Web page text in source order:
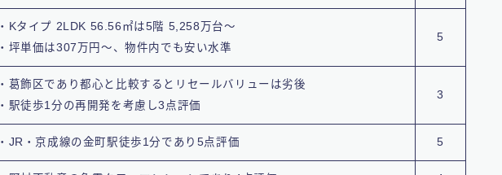
・Kタイプ 2LDK 56.56㎡は5階 5,258万台〜
・坪単価は307万円〜、物件内でも安い水準
5
・葛飾区であり都心と比較するとリセールバリューは劣後
・駅徒歩1分の再開発を考慮し3点評価
3
・JR・京成線の金町駅徒歩1分であり5点評価 5